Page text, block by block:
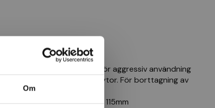
Om
i stationära maskiner. För aggressiv användning
för bearbetning av stora ytor. För borttagning av
etc.
borrning 22,2 mm ¢ 115mm